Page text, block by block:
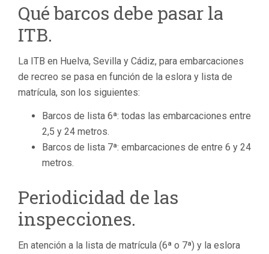
Qué barcos debe pasar la
ITB.
La ITB en Huelva, Sevilla y Cádiz, para embarcaciones
de recreo se pasa en función de la eslora y lista de
matrícula, son los siguientes:
Barcos de lista 6ª: todas las embarcaciones entre
2,5 y 24 metros.
Barcos de lista 7ª: embarcaciones de entre 6 y 24
metros.
Periodicidad de las
inspecciones.
En atención a la lista de matrícula (6ª o 7ª) y la eslora